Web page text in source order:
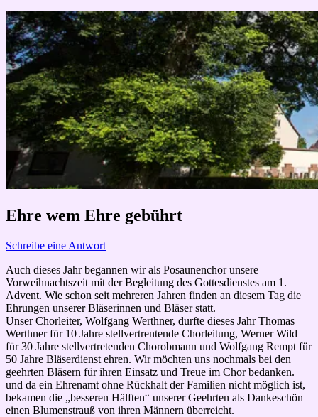
Ehre wem Ehre gebührt
Schreibe eine Antwort
Auch dieses Jahr begannen wir als Posaunenchor unsere
Vorweihnachtszeit mit der Begleitung des Gottesdienstes am 1.
Advent. Wie schon seit mehreren Jahren finden an diesem Tag die
Ehrungen unserer Bläserinnen und Bläser statt.
Unser Chorleiter, Wolfgang Werthner, durfte dieses Jahr Thomas
Werthner für 10 Jahre stellvertrentende Chorleitung, Werner Wild
für 30 Jahre stellvertretenden Chorobmann und Wolfgang Rempt für
50 Jahre Bläserdienst ehren. Wir möchten uns nochmals bei den
geehrten Bläsern für ihren Einsatz und Treue im Chor bedanken.
und da ein Ehrenamt ohne Rückhalt der Familien nicht möglich ist,
bekamen die „besseren Hälften“ unserer Geehrten als Dankeschön
einen Blumenstrauß von ihren Männern überreicht.